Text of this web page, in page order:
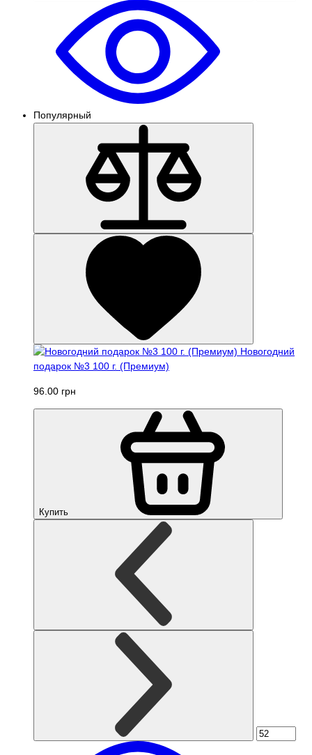
Популярный
Новогодний
подарок №3 100 г. (Премиум)
96.00 грн
Купить